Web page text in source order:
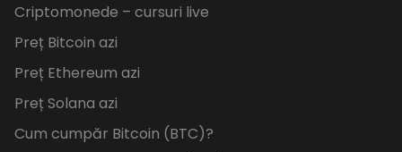
Criptomonede – cursuri live
Preț Bitcoin azi
Preț Ethereum azi
Preț Solana azi
Cum cumpăr Bitcoin (BTC)?